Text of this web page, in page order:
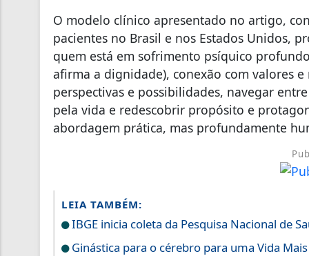
O modelo clínico apresentado no artigo,
pacientes no Brasil e nos Estados Unidos,
quem está em sofrimento psíquico
afirma a dignidade), conexão com valores
perspectivas e possibilidades, navegar
pela vida e redescobrir propósito e
abordagem prática, mas profundamente
LEIA TAMBÉM:
IBGE inicia coleta da Pesquisa Nacional de
Ginástica para o cérebro para uma Vida